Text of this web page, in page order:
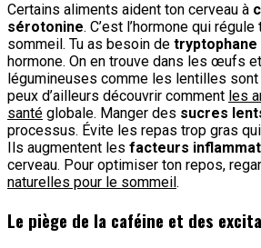
Certains aliments aident ton cerveau à
sérotonine. C’est l’hormone qui
sommeil. Tu as besoin de tryptophane
hormone. On en trouve dans les œufs
légumineuses comme les lentilles
peux d’ailleurs découvrir comment les
santé globale. Manger des sucres
processus. Évite les repas trop gras
Ils augmentent les facteurs
cerveau. Pour optimiser ton repos,
naturelles pour le sommeil .
Le piège de la caféine et des